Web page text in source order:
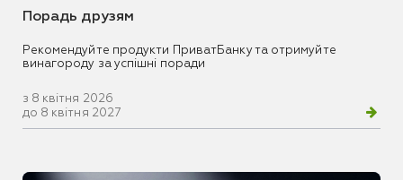
Порадь друзям
Рекомендуйте продукти ПриватБанку та отримуйте
винагороду за успішні поради
з 8 квітня 2026
до 8 квітня 2027